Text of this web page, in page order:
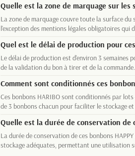
Quelle est la zone de marquage sur les
La zone de marquage couvre toute la surface
l'exception des mentions légales obligatoires qui
Quel est le délai de production pour
Le délai de production est d'environ 3 semaines
de la validation du bon à tirer et de la commande.
Comment sont conditionnés ces
Ces bonbons HARIBO sont conditionnés par
de 3 bonbons chacun pour faciliter le stockage
Quelle est la durée de conservation de
La durée de conservation de ces bonbons
stockage adéquates, permettant une utilisation